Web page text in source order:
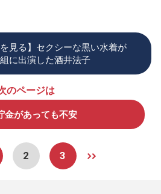
見る】セクシーな黒い水着が
に出演した酒井法子
のページは
金があっても不安
2 3